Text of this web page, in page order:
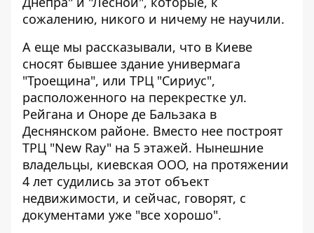
сожалению, никого и ничему не научили.
А еще мы рассказывали, что в Киеве
сносят бывшее здание универмага
"Троещина", или ТРЦ "Сириус",
расположенного на перекрестке ул.
Рейгана и Оноре де Бальзака в
Деснянском районе. Вместо нее построят
ТРЦ "New Ray" на 5 этажей. Нынешние
владельцы, киевская ООО, на протяжении
4 лет судились за этот объект
недвижимости, и сейчас, говорят, с
документами уже "все хорошо".